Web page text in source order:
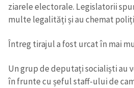
ziarele electorale. Legislatorii
multe legalități și au chemat
Întreg tirajul a fost urcat în mai
Un grup de deputați socialiști au
în frunte cu șeful staff-ului de